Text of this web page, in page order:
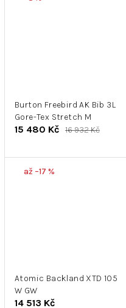
Burton Freebird AK Bib 3L
Gore-Tex Stretch M
15 480 Kč 16 932 Kč
až –17 %
Atomic Backland XTD 105
W GW
14 513 Kč